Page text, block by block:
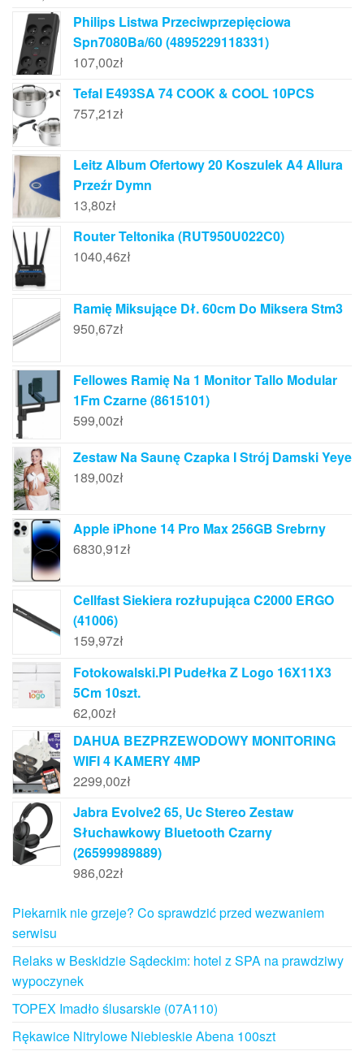
Philips Listwa Przeciwprzepięciowa
Spn7080Ba/60 (4895229118331)
107,00zł
Tefal E493SA 74 COOK & COOL 10PCS
757,21zł
Leitz Album Ofertowy 20 Koszulek A4 Allura
Przeźr Dymn
13,80zł
Router Teltonika (RUT950U022C0)
1040,46zł
Ramię Miksujące Dł. 60cm Do Miksera Stm3
950,67zł
Fellowes Ramię Na 1 Monitor Tallo Modular
1Fm Czarne (8615101)
599,00zł
Zestaw Na Saunę Czapka I Strój Damski Yeye
189,00zł
Apple iPhone 14 Pro Max 256GB Srebrny
6830,91zł
Cellfast Siekiera rozłupująca C2000 ERGO
(41006)
159,97zł
Fotokowalski.Pl Pudełka Z Logo 16X11X3
5Cm 10szt.
62,00zł
DAHUA BEZPRZEWODOWY MONITORING
WIFI 4 KAMERY 4MP
2299,00zł
Jabra Evolve2 65, Uc Stereo Zestaw
Słuchawkowy Bluetooth Czarny
(26599989889)
986,02zł
Piekarnik nie grzeje? Co sprawdzić przed wezwaniem
serwisu
Relaks w Beskidzie Sądeckim: hotel z SPA na prawdziwy
wypoczynek
TOPEX Imadło ślusarskie (07A110)
Rękawice Nitrylowe Niebieskie Abena 100szt